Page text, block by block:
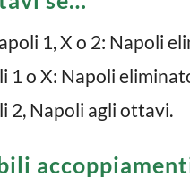
1, X o 2: Napoli
1 o X: Napoli
2, Napoli agli ottavi.